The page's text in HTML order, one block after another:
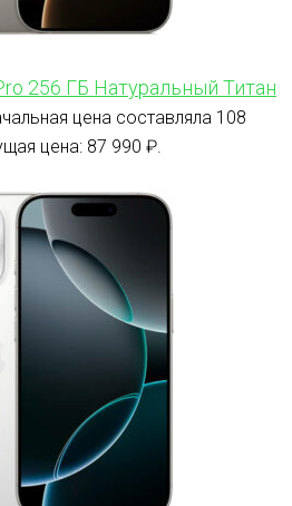
256 ГБ Натуральный Титан
цена составляла 108
цена: 87 990 ₽.